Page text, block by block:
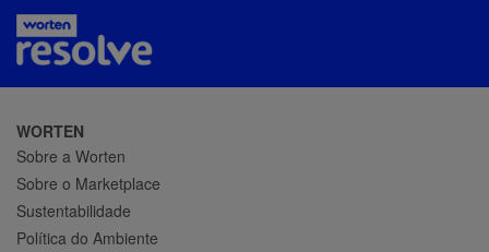
WORTEN
Sobre a Worten
Sobre o Marketplace
Sustentabilidade
Política do Ambiente